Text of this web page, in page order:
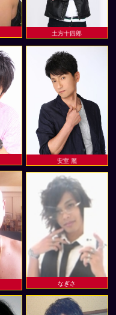
土方十四郎
安室 麗
なぎさ